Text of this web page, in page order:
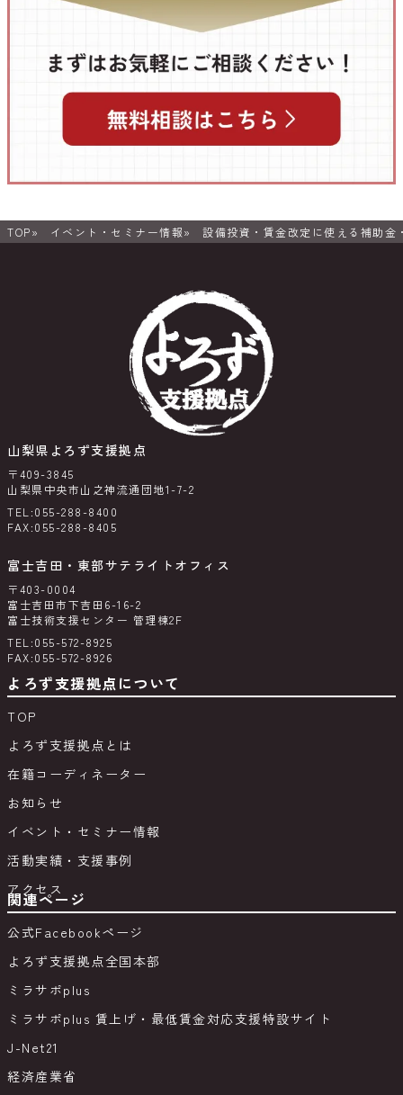
TOP イベント・セミナー情報 設備投資・賃金改定に使える補助金
山梨県よろず支援拠点
〒409-3845
山梨県中央市山之神流通団地1-7-2
TEL:055-288-8400
FAX:055-288-8405
富士吉田・東部サテライトオフィス
〒403-0004
富士吉田市下吉田6-16-2
富士技術支援センター 管理棟2F
TEL:055-572-8925
FAX:055-572-8926
よろず支援拠点について
TOP
よろず支援拠点とは
在籍コーディネーター
お知らせ
イベント・セミナー情報
活動実績・支援事例
アクセス
関連ページ
公式Facebookページ
よろず支援拠点全国本部
ミラサポplus
ミラサポplus 賃上げ・最低賃金対応支援特設サイト
J-Net21
経済産業省